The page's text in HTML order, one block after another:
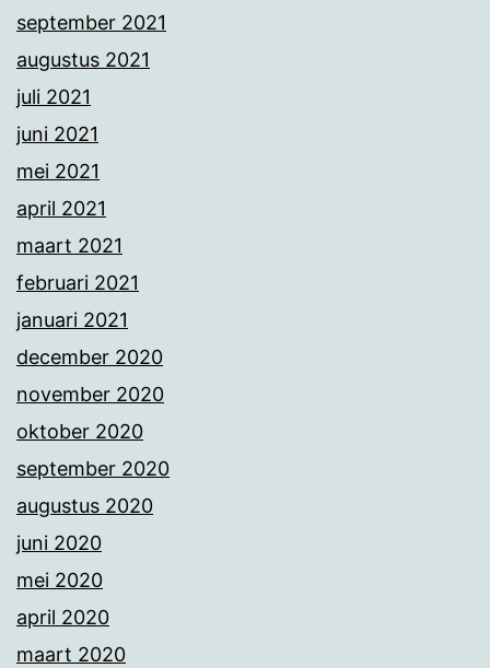
september 2021
augustus 2021
juli 2021
juni 2021
mei 2021
april 2021
maart 2021
februari 2021
januari 2021
december 2020
november 2020
oktober 2020
september 2020
augustus 2020
juni 2020
mei 2020
april 2020
maart 2020